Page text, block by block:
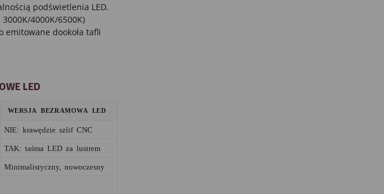
podświetlenia LED.
4000K/6500K)
emitowane dookoła tafli
LED
WERSJA BEZRAMOWA LED
NIE: krawędzie szlif CNC
TAK: taśma LED za lustrem
Minimalistyczny, nowoczesny